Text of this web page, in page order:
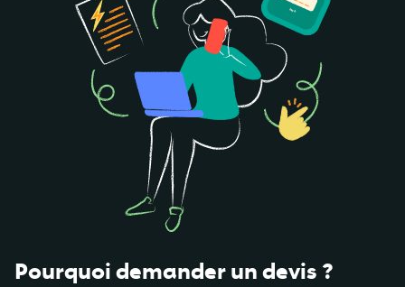
Pourquoi demander un devis ?